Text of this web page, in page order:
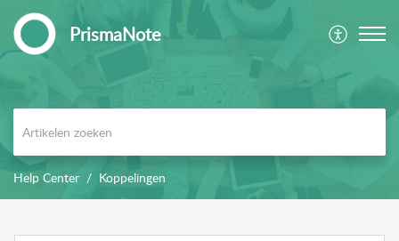
PrismaNote
Help Center Koppelingen